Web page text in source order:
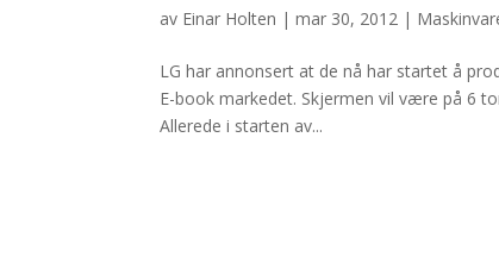
av Einar Holten |mar 30, 2012 |
LG har annonsert at de nå har startet å
E-book markedet. Skjermen vil være på 6
Allerede i starten av...